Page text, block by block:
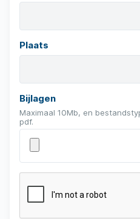
Plaats
Bijlagen
Maximaal 10Mb, en
pdf.
Recaptcha